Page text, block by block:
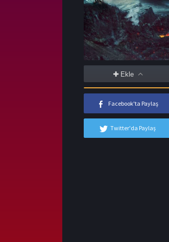
Ekle
Facebook'ta Paylaş
Twitter'da Paylaş